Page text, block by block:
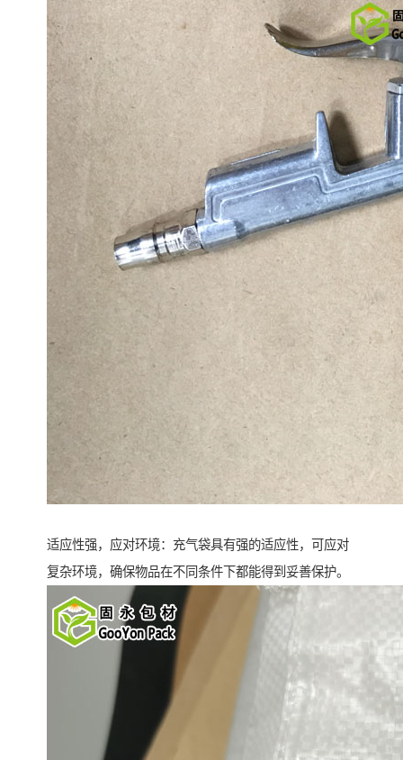
适应性强，应对环境：充气袋具有强的适应性，可应对
复杂环境，确保物品在不同条件下都能得到妥善保护。